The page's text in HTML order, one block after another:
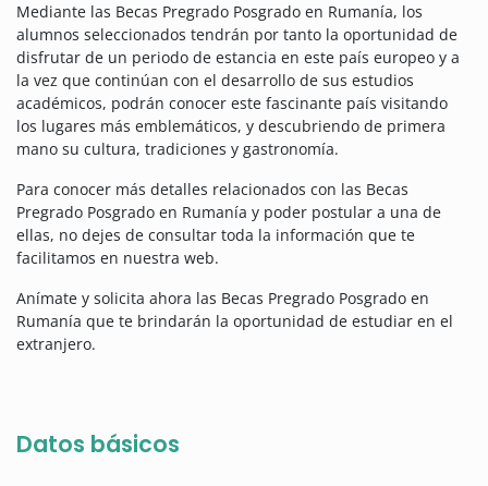
Mediante las Becas Pregrado Posgrado en Rumanía, los
alumnos seleccionados tendrán por tanto la oportunidad de
disfrutar de un periodo de estancia en este país europeo y a
la vez que continúan con el desarrollo de sus estudios
académicos, podrán conocer este fascinante país visitando
los lugares más emblemáticos, y descubriendo de primera
mano su cultura, tradiciones y gastronomía.
Para conocer más detalles relacionados con las Becas
Pregrado Posgrado en Rumanía y poder postular a una de
ellas, no dejes de consultar toda la información que te
facilitamos en nuestra web.
Anímate y solicita ahora las Becas Pregrado Posgrado en
Rumanía que te brindarán la oportunidad de estudiar en el
extranjero.
Datos básicos